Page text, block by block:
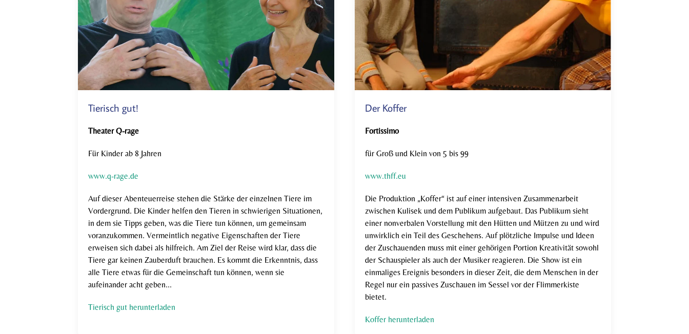
Tierisch gut!
Theater Q-rage
Für Kinder ab 8 Jahren
www.q-rage.de
Auf dieser Abenteuerreise stehen die Stärke der einzelnen Tiere im
Vordergrund. Die Kinder helfen den Tieren in schwierigen Situationen,
in dem sie Tipps geben, was die Tiere tun können, um gemeinsam
voranzukommen. Vermeintlich negative Eigenschaften der Tiere
erweisen sich dabei als hilfreich. Am Ziel der Reise wird klar, dass die
Tiere gar keinen Zauberduft brauchen. Es kommt die Erkenntnis, dass
alle Tiere etwas für die Gemeinschaft tun können, wenn sie
aufeinander acht geben...
Tierisch gut herunterladen
Der Koffer
Fortissimo
für Groß und Klein von 5 bis 99
www.thff.eu
Die Produktion „Koffer“ ist auf einer intensiven Zusammenarbeit
zwischen Kulisek und dem Publikum aufgebaut. Das Publikum sieht
einer nonverbalen Vorstellung mit den Hütten und Mützen zu und wird
unwirklich ein Teil des Geschehens. Auf plötzliche Impulse und Ideen
der Zuschauenden muss mit einer gehörigen Portion Kreativität sowohl
der Schauspieler als auch der Musiker reagieren. Die Show ist ein
einmaliges Ereignis besonders in dieser Zeit, die dem Menschen in der
Regel nur ein passives Zuschauen im Sessel vor der Flimmerkiste
bietet.
Koffer herunterladen